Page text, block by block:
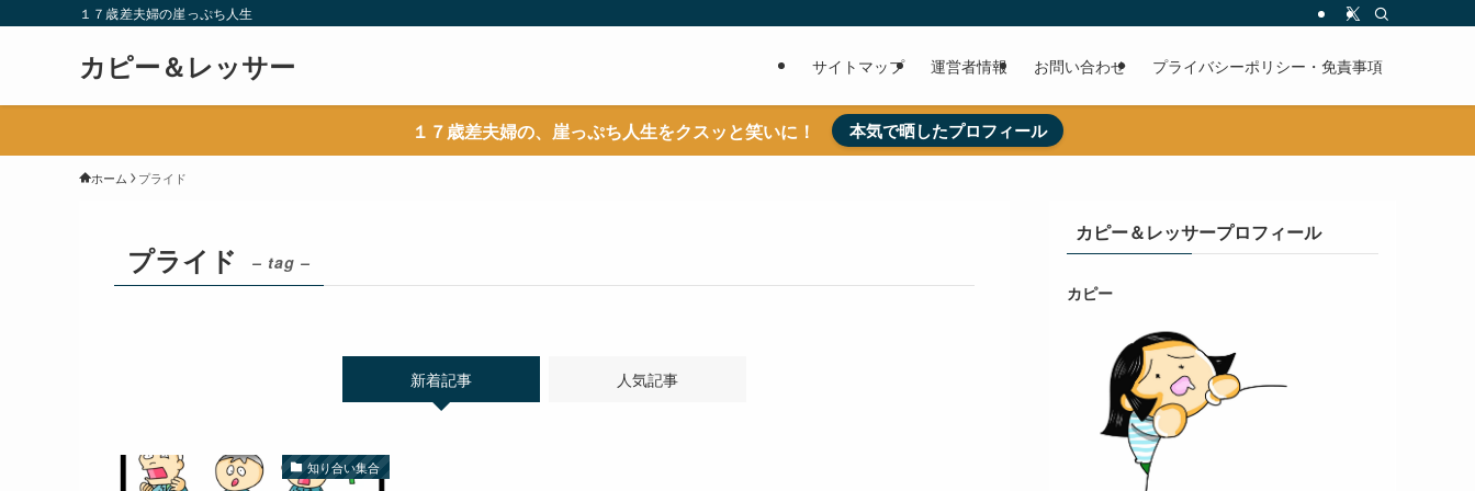
１７歳差夫婦の崖っぷち人生
カピー＆レッサー サイトマップ 運営者情報 お問い合わせ プライバシーポリシー・免責事項
１７歳差夫婦の、崖っぷち人生をクスッと笑いに！ 本気で晒したプロフィール
ホーム プライド
プライド – tag –
新着記事 人気記事
知り合い集合
カピー＆レッサープロフィール
カピー